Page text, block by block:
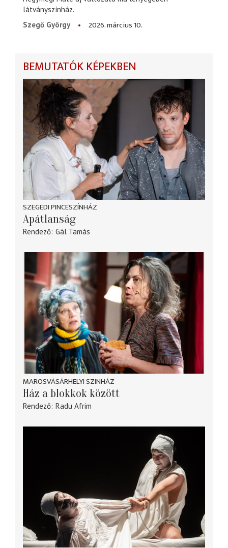
látványszínház.
Szegő György
2026. március 10.
BEMUTATÓK KÉPEKBEN
SZEGEDI PINCESZÍNHÁZ
Apátlanság
Rendező Gál Tamás
MAROSVÁSÁRHELYI SZINHÁZ
Ház a blokkok között
Rendező Radu Afrim